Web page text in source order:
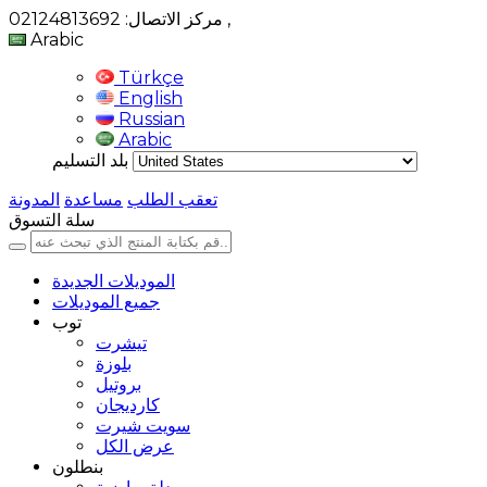
,
Arabic
Türkçe
English
Russian
Arabic
بلد التسليم
تعقب الطلب مساعدة المدونة
سلة التسوق
الموديلات الجديدة
جميع الموديلات
توب
تيشرت
بلوزة
بروتيل
كارديجان
سويت شيرت
عرض الكل
بنطلون